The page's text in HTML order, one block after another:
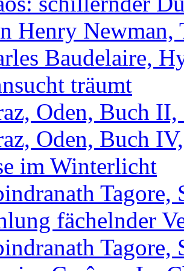
Henry
Baudelaire,
träumt
Oden, Buch II,
Oden, Buch
im Winterlicht
fächelnder